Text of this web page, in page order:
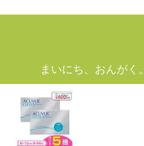
まいにち、おんがく。